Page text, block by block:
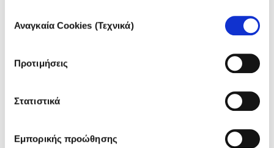
συγκατάθεσης
Αναγκαία Cookies (Τεχνικά)
Προτιμήσεις
Στατιστικά
Εμπορικής προώθησης
άρθρων